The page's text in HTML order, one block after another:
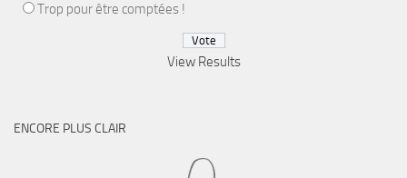
Trop pour être comptées !
View Results
ENCORE PLUS CLAIR